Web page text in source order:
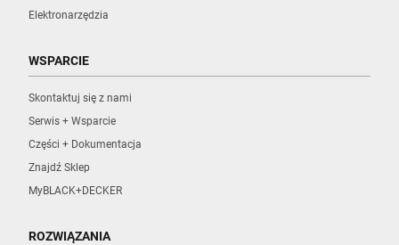
Elektronarzędzia
WSPARCIE
Skontaktuj się z nami
Serwis + Wsparcie
Części + Dokumentacja
Znajdź Sklep
MyBLACK+DECKER
ROZWIĄZANIA